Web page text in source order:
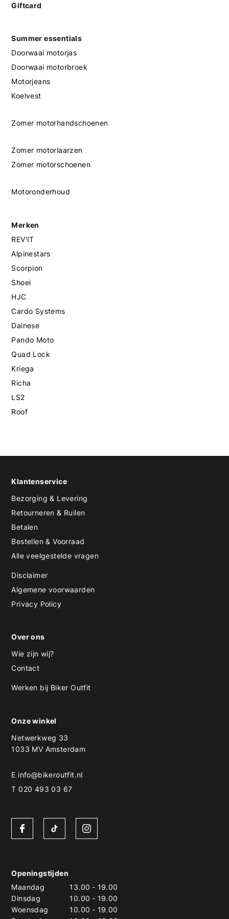
Giftcard
Summer essentials
Doorwaai motorjas
Doorwaai motorbroek
Motorjeans
Koelvest
Zomer motorhandschoenen
Zomer motorlaarzen
Zomer motorschoenen
Motoronderhoud
Merken
REV'IT
Alpinestars
Scorpion
Shoei
HJC
Cardo Systems
Dainese
Pando Moto
Quad Lock
Kriega
Richa
LS2
Roof
Klantenservice
Bezorging & Levering
Retourneren & Ruilen
Betalen
Bestellen & Voorraad
Alle veelgestelde vragen
Disclaimer
Algemene voorwaarden
Privacy Policy
Over ons
Wie zijn wij?
Contact
Werken bij Biker Outfit
Onze winkel
Netwerkweg 33
1033 MV Amsterdam
E info@bikeroutfit.nl
T 020 493 03 67
Openingstijden
Maandag
13.00 - 19.00
Dinsdag
10.00 - 19.00
Woensdag
10.00 - 19.00